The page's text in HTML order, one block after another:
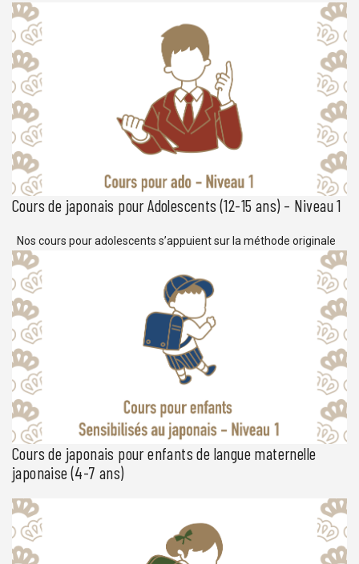
conviviaux pour les enfants débutants en langue japonaise. Avec
une régularité hebdomadaire, les cours pour enfants d’Espace
Japon sont riches d’expériences culturelles et d’exercices
d’application pratique de la langue japonaise, parfait pour s’initier
au japonais, et préparer l’apprentissage de la langue dans les
classes supérieures. […]
Cours de japonais pour Adolescents (12-15 ans) – Niveau 1
Nos cours pour adolescents s’appuient sur la méthode originale
d’Espace Japon. Cette méthode fournit les outils d’un
apprentissage structuré dans une ambiance conviviale réunissant
des jeunes du même âge. Les cours sont conçus pour des élèves
âgés de 12 à 15 ans et proposent une approche ludique de
l’apprentissage de la langue et de […]
Cours de japonais pour enfants de langue maternelle
japonaise (4-7 ans)
Espace Japon propose des cours de japonais ludiques et
conviviaux pour enfants sensibilisés à parler et écouter le japonais
à la maison avec leurs parents ou leur famille proche. Avec une
régularité hebdomadaire, les cours pour enfants d’Espace Japon